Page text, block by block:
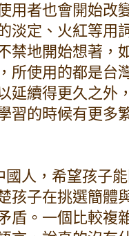
用者也會開始改
淡定、火紅等用
禁地開始想著，
所使用的都是台
延續得更久之外
習的時候有更多
國人，希望孩子
孩子在挑選簡體
盾。一個比較複